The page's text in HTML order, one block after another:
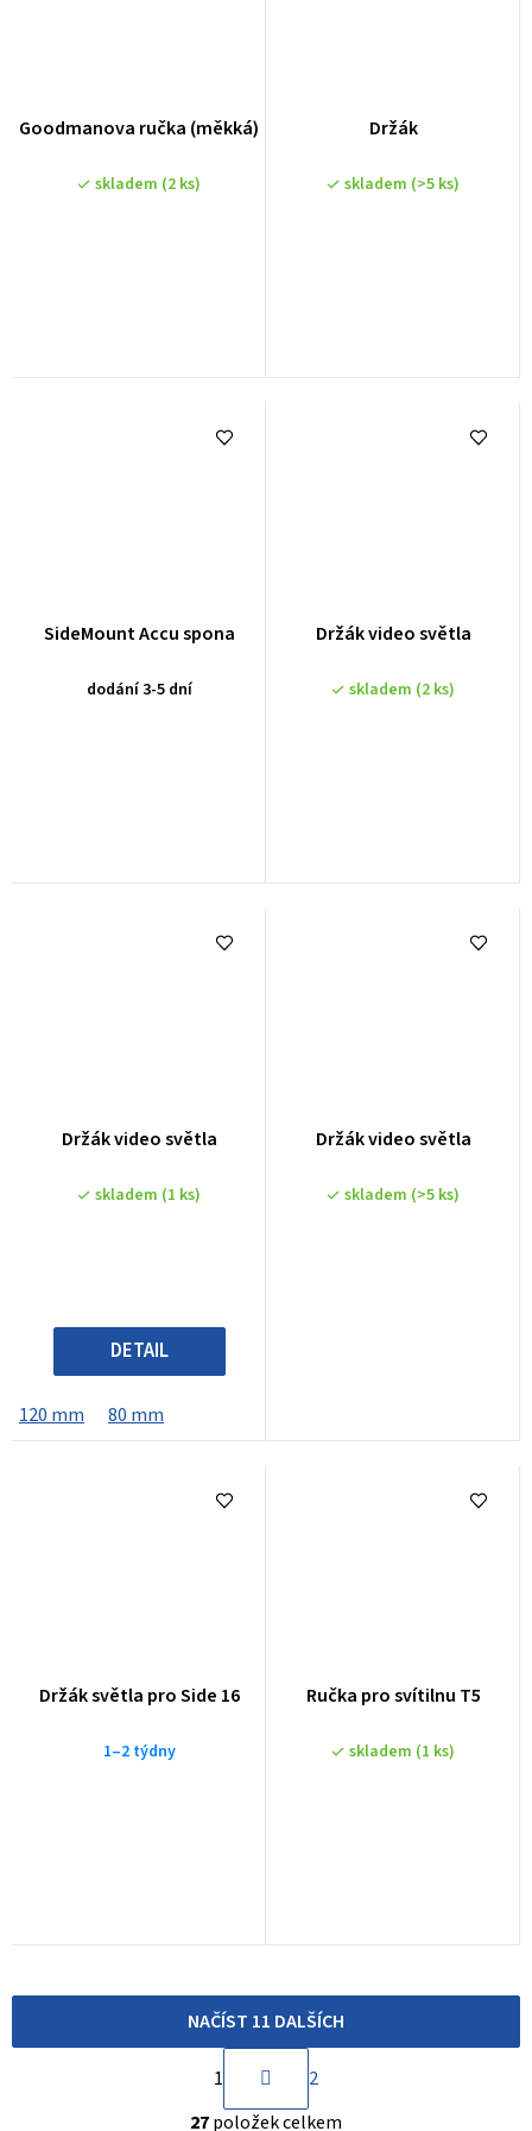
Goodmanova ručka (měkká)
skladem (2 ks)
Držák
skladem (>5 ks)
SideMount Accu spona
dodání 3-5 dní
Držák video světla
skladem (2 ks)
Držák video světla
skladem (1 ks)
DETAIL
120 mm 80 mm
Držák video světla
skladem (>5 ks)
Držák světla pro Side 16
1–2 týdny
Ručka pro svítilnu T5
skladem (1 ks)
O
NAČÍST 11 DALŠÍCH
t
r
1
2
27položek celkem